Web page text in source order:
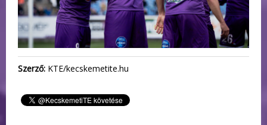
Szerző: KTE/kecskemetite.hu